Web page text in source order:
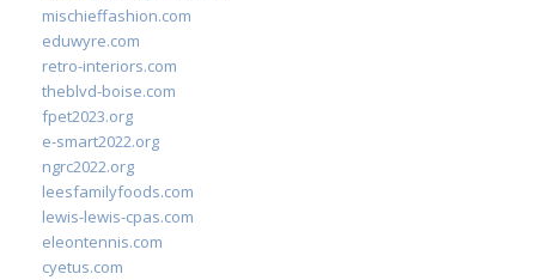
mischieffashion.com
eduwyre.com
retro-interiors.com
theblvd-boise.com
fpet2023.org
e-smart2022.org
ngrc2022.org
leesfamilyfoods.com
lewis-lewis-cpas.com
eleontennis.com
cyetus.com